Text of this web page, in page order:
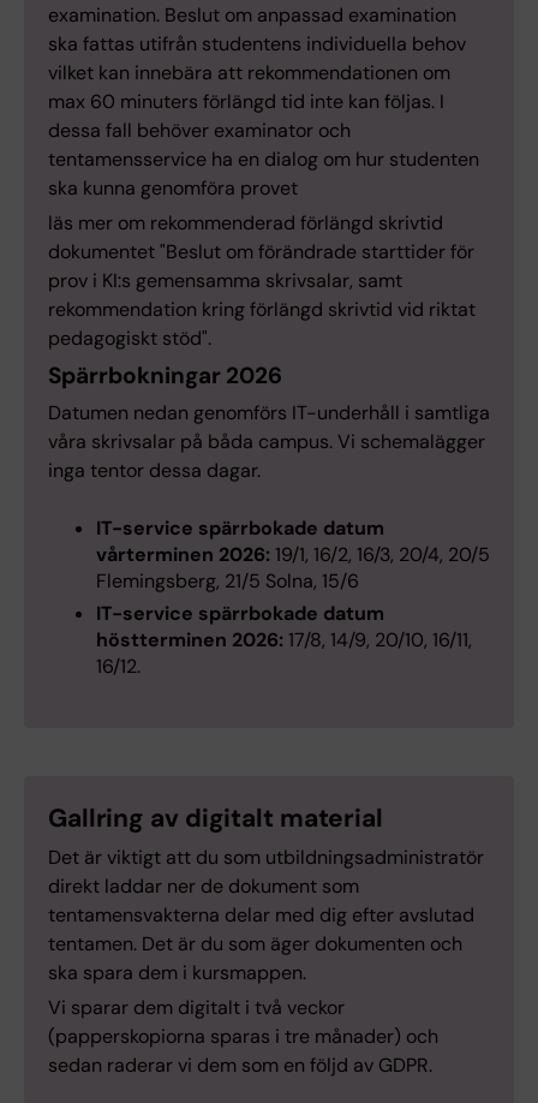
examination. Beslut om anpassad examination
ska fattas utifrån studentens individuella behov
vilket kan innebära att rekommendationen om
max 60 minuters förlängd tid inte kan följas. I
dessa fall behöver examinator och
tentamensservice ha en dialog om hur studenten
ska kunna genomföra provet
läs mer om rekommenderad förlängd skrivtid
dokumentet "Beslut om förändrade starttider för
prov i KI:s gemensamma skrivsalar, samt
rekommendation kring förlängd skrivtid vid riktat
pedagogiskt stöd".
Spärrbokningar 2026
Datumen nedan genomförs IT-underhåll i samtliga
våra skrivsalar på båda campus. Vi schemalägger
inga tentor dessa dagar.
IT-service spärrbokade datum
vårterminen 2026: 19/1, 16/2, 16/3, 20/4, 20/5
Flemingsberg, 21/5 Solna, 15/6
IT-service spärrbokade datum
höstterminen 2026: 17/8, 14/9, 20/10, 16/11,
16/12.
Gallring av digitalt material
Det är viktigt att du som utbildningsadministratör
direkt laddar ner de dokument som
tentamensvakterna delar med dig efter avslutad
tentamen. Det är du som äger dokumenten och
ska spara dem i kursmappen.
Vi sparar dem digitalt i två veckor
(papperskopiorna sparas i tre månader) och
sedan raderar vi dem som en följd av GDPR.